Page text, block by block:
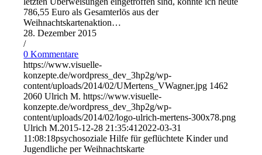
786,55 Euro als Gesamterlös aus der
Weihnachtskartenaktion…
28. Dezember 2015
/
0 Kommentare
https://www.visuelle-
konzepte.de/wordpress_dev_3hp2g/wp-
content/uploads/2014/02/UMertens_VWagner.jpg 1462
2060 Ulrich M. https://www.visuelle-
konzepte.de/wordpress_dev_3hp2g/wp-
content/uploads/2014/02/logo-ulrich-mertens-300x78.png
Ulrich M.2015-12-28 21:35:412022-03-31
11:08:18psychosoziale Hilfe für geflüchtete Kinder und
Jugendliche per Weihnachtskarte